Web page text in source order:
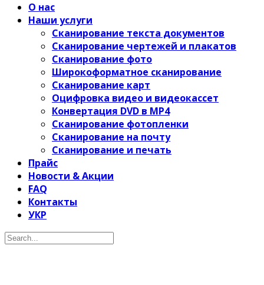
О нас
Наши услуги
Сканирование текста документов
Сканирование чертежей и плакатов
Сканирование фото
Широкоформатное сканирование
Сканирование карт
Оцифровка видео и видеокассет
Конвертация DVD в MP4
Сканирование фотопленки
Сканирование на почту
Сканирование и печать
Прайс
Новости & Акции
FAQ
Контакты
УКР